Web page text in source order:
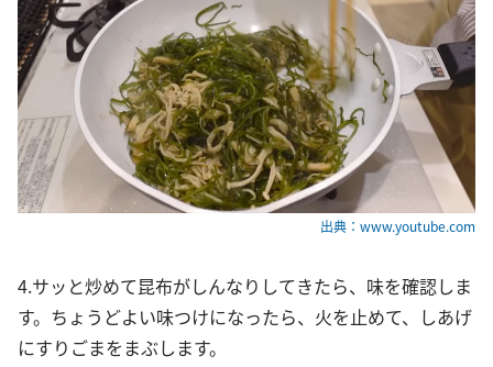
出典：www.youtube.com
4.サッと炒めて昆布がしんなりしてきたら、味を確認しま
す。ちょうどよい味つけになったら、火を止めて、しあげ
にすりごまをまぶします。